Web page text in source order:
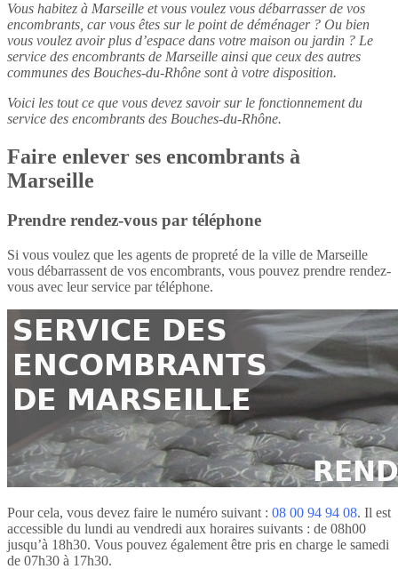
Vous habitez à Marseille et vous voulez vous débarrasser de vos
encombrants, car vous êtes sur le point de déménager ? Ou bien
vous voulez avoir plus d’espace dans votre maison ou jardin ? Le
service des encombrants de Marseille ainsi que ceux des autres
communes des Bouches-du-Rhône sont à votre disposition.
Voici les tout ce que vous devez savoir sur le fonctionnement du
service des encombrants des Bouches-du-Rhône.
Faire enlever ses encombrants à
Marseille
Prendre rendez-vous par téléphone
Si vous voulez que les agents de propreté de la ville de Marseille
vous débarrassent de vos encombrants, vous pouvez prendre rendez-
vous avec leur service par téléphone.
Pour cela, vous devez faire le numéro suivant : 08 00 94 94 08. Il est
accessible du lundi au vendredi aux horaires suivants : de 08h00
jusqu’à 18h30. Vous pouvez également être pris en charge le samedi
de 07h30 à 17h30.